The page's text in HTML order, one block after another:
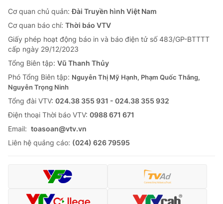
Cơ quan chủ quản:Đài Truyền hình Việt Nam
Cơ quan báo chí: Thời báo VTV
Giấy phép hoạt động báo in và báo điện tử số 483/GP-BTTTT
cấp ngày 29/12/2023
Tổng Biên tập: Vũ Thanh Thủy
Phó Tổng Biên tập: Nguyễn Thị Mỹ Hạnh, Phạm Quốc Thắng,
Nguyễn Trọng Ninh
Tổng đài VTV: 024.38 355 931 - 024.38 355 932
Ðiện thoại Thời báo VTV: 0988 671 671
Email: toasoan@vtv.vn
Liên hệ quảng cáo: (024) 626 79595